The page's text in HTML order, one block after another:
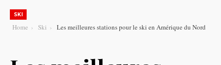
SKI
Home Ski Les meilleures stations pour le ski en Amérique du Nord